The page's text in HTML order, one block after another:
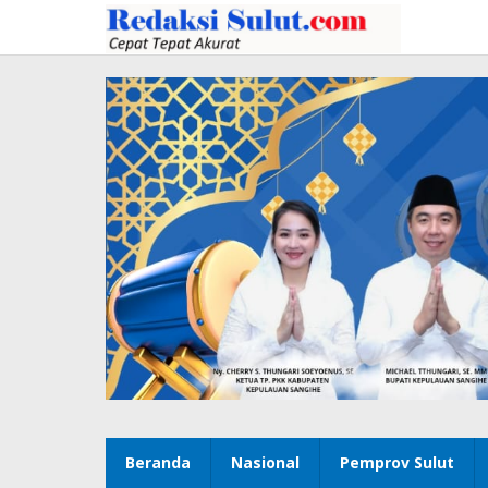
konten
Beranda Nasional Pemprov Sulut